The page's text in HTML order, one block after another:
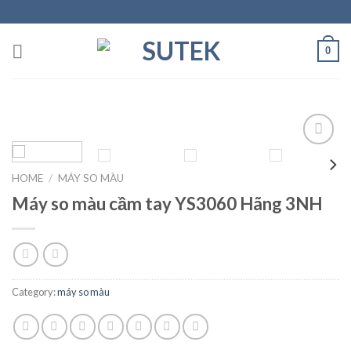
to
content
0
Wishlist
HOME / MÁY SO MÀU
Máy so màu cầm tay YS3060 Hãng 3NH
Category:máy so màu